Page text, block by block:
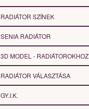
RADIÁTOR SZÍNEK
SENIA RADIÁTOR
3D MODEL - RADIÁTOROKHOZ
RADIÁTOR VÁLASZTÁSA
GY.I.K.